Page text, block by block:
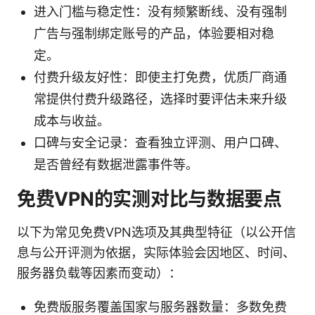
进入门槛与稳定性：没有频繁断线、没有强制
广告与强制绑定账号的产品，体验要相对稳
定。
付费升级友好性：即使主打免费，优质厂商通
常提供付费升级路径，选择时要评估未来升级
成本与收益。
口碑与安全记录：查看独立评测、用户口碑、
是否曾经有数据泄露事件等。
免费VPN的实测对比与数据要点
以下为常见免费VPN选项及其典型特征（以公开信
息与公开评测为依据，实际体验会因地区、时间、
服务器负载等因素而变动）：
免费版服务覆盖国家与服务器数量：多数免费